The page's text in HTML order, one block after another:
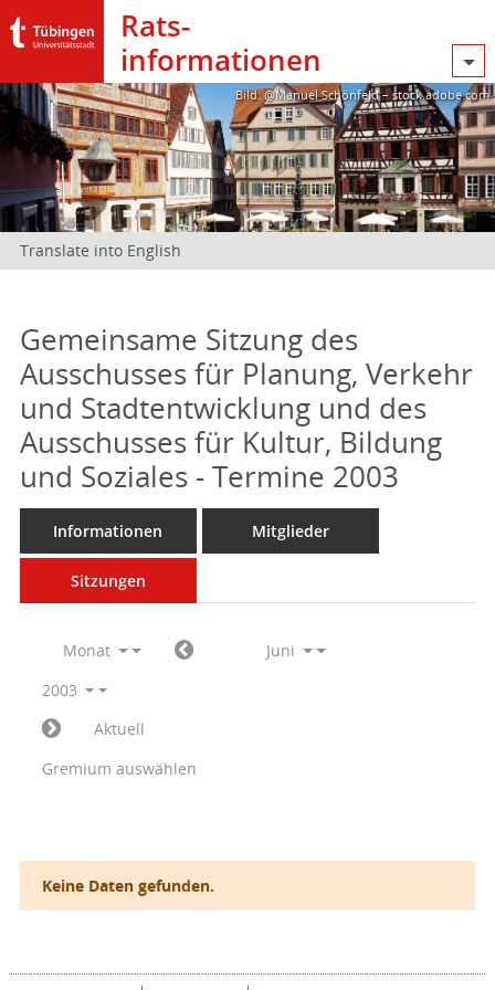
Rats­
informationen
Bild: @Manuel Schönfeld – stock.adobe.com
Translate into English
Gemeinsame Sitzung des
Ausschusses für Planung, Verkehr
und Stadtentwicklung und des
Ausschusses für Kultur, Bildung
und Soziales - Termine 2003
Informationen Mitglieder
Sitzungen
Monat
Juni
2003
Aktuell
Gremium auswählen
Keine Daten gefunden.